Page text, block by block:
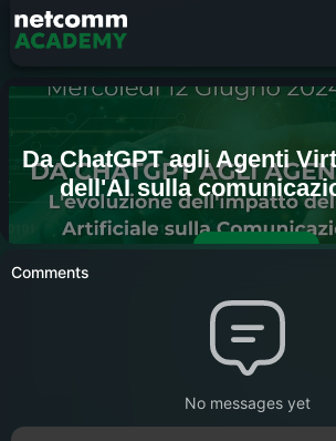
Comments
No messages yet